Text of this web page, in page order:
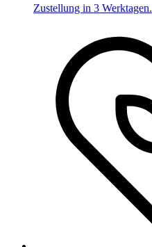
Zustellung in 3 Werktagen.